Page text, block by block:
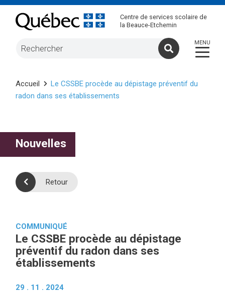
Centre de services scolaire de
la Beauce-Etchemin
Accueil
Le CSSBE procède au dépistage préventif du
radon dans ses établissements
Nouvelles
Retour
COMMUNIQUÉ
Le CSSBE procède au dépistage
préventif du radon dans ses
établissements
29 . 11 . 2024